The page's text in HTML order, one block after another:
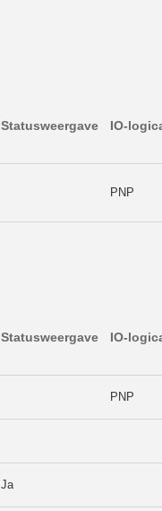
Statusweergave IO-
PNP
Statusweergave IO-
PNP
Ja